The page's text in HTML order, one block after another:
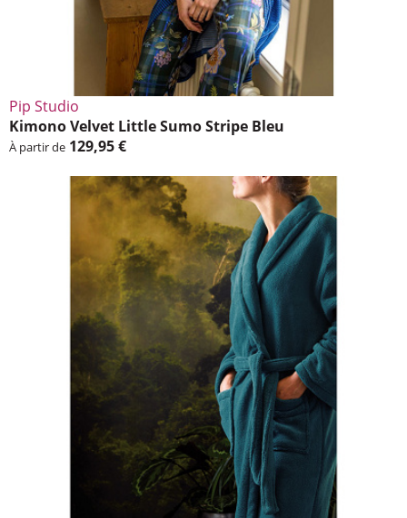
Pip Studio
Kimono Velvet Little Sumo Stripe Bleu
À partir de 129,95 €